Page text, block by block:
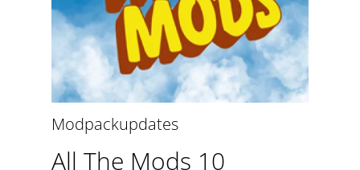
Modpackupdates
All The Mods 10